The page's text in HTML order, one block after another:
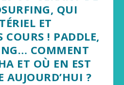
QUI
ET
COURS ! PADDLE,
COMMENT
ET OÙ EN EST
AUJOURD’HUI ?